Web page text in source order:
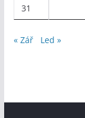
31
« Zář Led »